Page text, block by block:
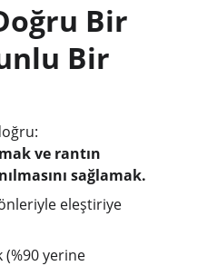
Bir
Bir
ve rantın
sağlamak.
eleştiriye
(%90 yerine